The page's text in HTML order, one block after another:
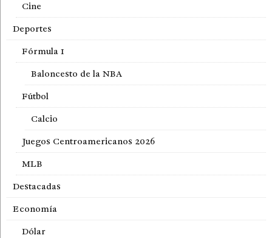
Cine
Deportes
Fórmula 1
Baloncesto de la NBA
Fútbol
Calcio
Juegos Centroamericanos 2026
MLB
Destacadas
Economía
Dólar